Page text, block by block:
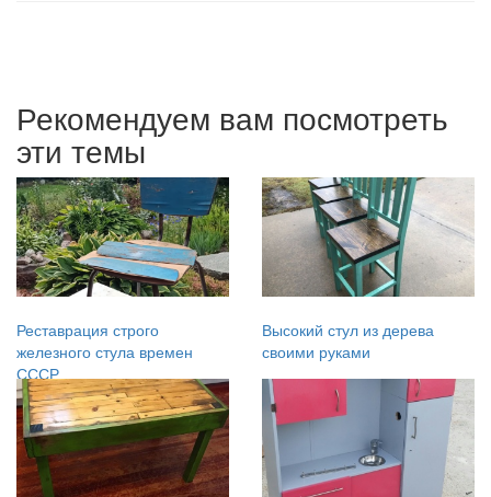
Рекомендуем вам посмотреть
эти темы
Реставрация строго
железного стула времен
СССР
Высокий стул из дерева
своими руками